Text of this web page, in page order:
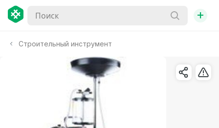
+
Строительный инструмент